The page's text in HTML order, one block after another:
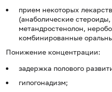
прием некоторых
(анаболические
метандростенолон,
комбинированные
Понижение концентрации:
задержка полового
гипогонадизм;